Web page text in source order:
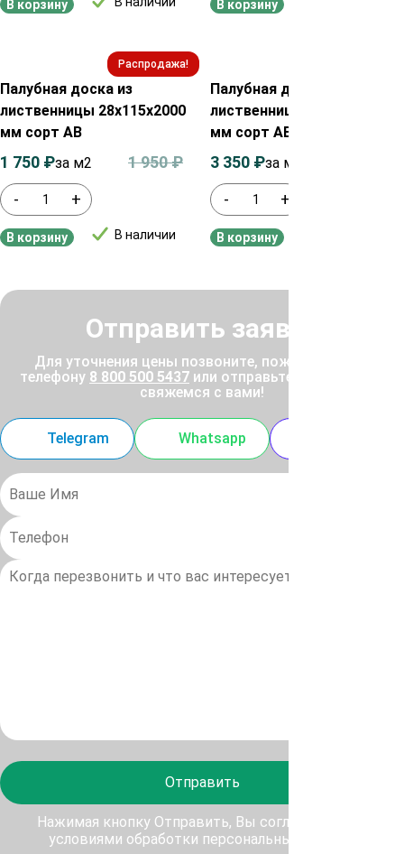
В корзину В корзину
Распродажа!
Палубная доска из
лиственницы 28х115х2000
мм сорт АВ
- +
В наличии
1 950₽
1 750 ₽за м2
В корзину
Палубная доска из
лиственницы 45х115х2000
мм сорт АВ
- +
3 350 ₽за м²
В корзину
Отправить заявку
Для уточнения цены позвоните, пожалуйста, по
телефону 8 800 500 5437 или отправьте заявку, и мы
свяжемся с вами!
Telegram Whatsapp
Отправить
Нажимая кнопку Отправить, Вы соглашаетесь с
условиями обработки персональных данных